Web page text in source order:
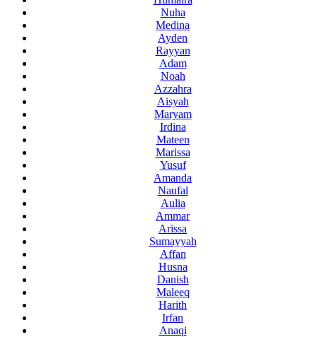
Nuha
Medina
Ayden
Rayyan
Adam
Noah
Azzahra
Aisyah
Maryam
Irdina
Mateen
Marissa
Yusuf
Amanda
Naufal
Aulia
Ammar
Arissa
Sumayyah
Affan
Husna
Danish
Maleeq
Harith
Irfan
Anaqi